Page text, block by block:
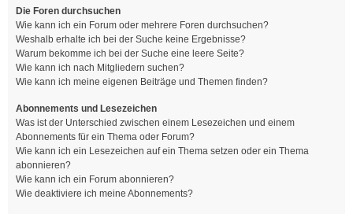
Die Foren durchsuchen
Wie kann ich ein Forum oder mehrere Foren durchsuchen?
Weshalb erhalte ich bei der Suche keine Ergebnisse?
Warum bekomme ich bei der Suche eine leere Seite?
Wie kann ich nach Mitgliedern suchen?
Wie kann ich meine eigenen Beiträge und Themen finden?
Abonnements und Lesezeichen
Was ist der Unterschied zwischen einem Lesezeichen und einem
Abonnements für ein Thema oder Forum?
Wie kann ich ein Lesezeichen auf ein Thema setzen oder ein Thema
abonnieren?
Wie kann ich ein Forum abonnieren?
Wie deaktiviere ich meine Abonnements?